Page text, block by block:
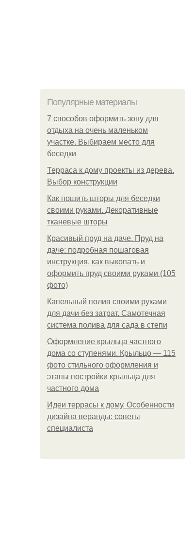
Популярные материалы
7 способов оформить зону для
отдыха на очень маленьком
участке. Выбираем место для
беседки
Терраса к дому проекты из дерева.
Выбор конструкции
Как пошить шторы для беседки
своими руками. Декоративные
тканевые шторы
Красивый пруд на даче. Пруд на
даче: подробная пошаговая
инструкция, как выкопать и
оформить пруд своими руками (105
фото)
Капельный полив своими руками
для дачи без затрат. Самотечная
система полива для сада в степи
Оформление крыльца частного
дома со ступенями. Крыльцо — 115
фото стильного оформления и
этапы постройки крыльца для
частного дома
Идеи террасы к дому. Особенности
дизайна веранды: советы
специалиста